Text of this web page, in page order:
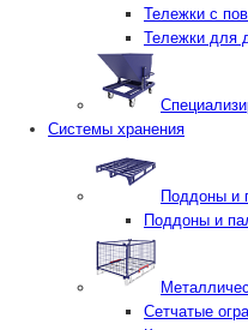
Тележки с
Тележки для
Системы хранения
Поддоны и
Поддоны и
Сетчатые